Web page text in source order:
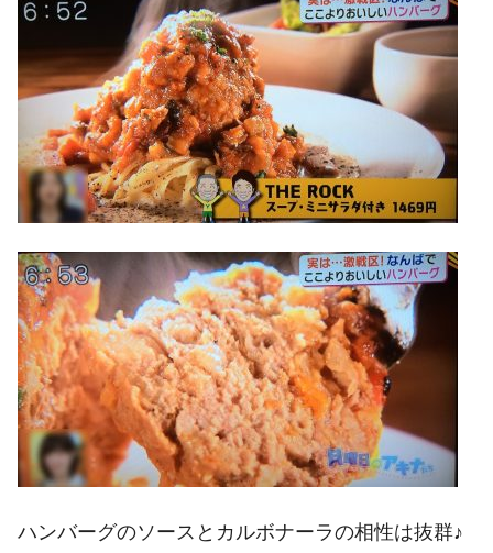
ハンバーグのソースとカルボナーラの相性は抜群♪